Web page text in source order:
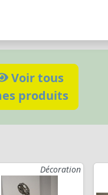
Voir tous
produits
Décoration